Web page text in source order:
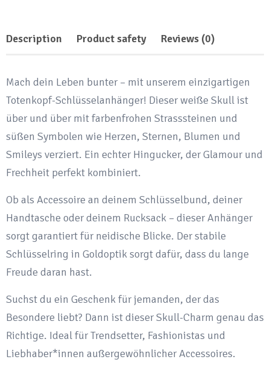
–
Charm
für
Damen
Herren
|
Anhänger
für
Handtasche,
Rucksack
&
Schlüsselbund
quantity
Description Product safety Reviews (0)
Mach dein Leben bunter – mit unserem einzigartigen
Totenkopf-Schlüsselanhänger! Dieser weiße Skull ist
über und über mit farbenfrohen Strasssteinen und
süßen Symbolen wie Herzen, Sternen, Blumen und
Smileys verziert. Ein echter Hingucker, der Glamour und
Frechheit perfekt kombiniert.
Ob als Accessoire an deinem Schlüsselbund, deiner
Handtasche oder deinem Rucksack – dieser Anhänger
sorgt garantiert für neidische Blicke. Der stabile
Schlüsselring in Goldoptik sorgt dafür, dass du lange
Freude daran hast.
Suchst du ein Geschenk für jemanden, der das
Besondere liebt? Dann ist dieser Skull-Charm genau das
Richtige. Ideal für Trendsetter, Fashionistas und
Liebhaber*innen außergewöhnlicher Accessoires.